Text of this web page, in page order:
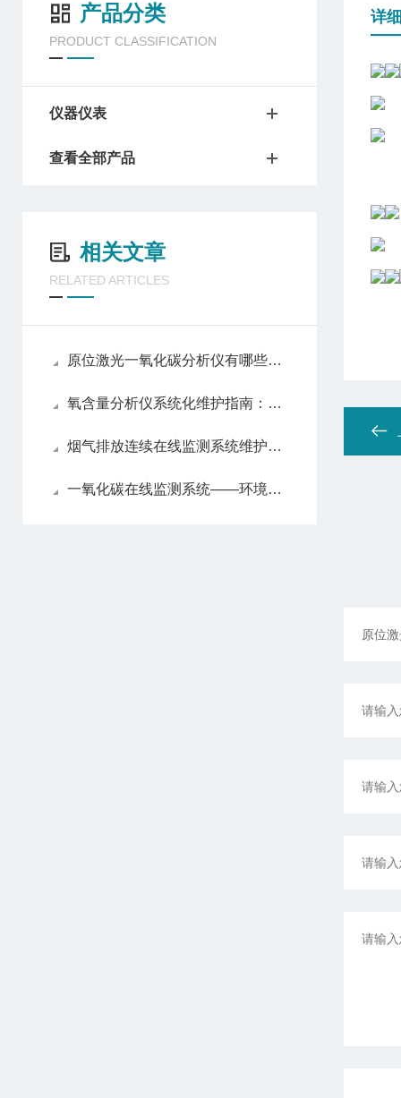
产品分类
PRODUCT CLASSIFICATION
仪器仪表
查看全部产品
相关文章
RELATED ARTICLES
原位激光一氧化碳分析仪有哪些亮眼的功能特色呢？
氧含量分析仪系统化维护指南：日常保养解析
烟气排放连续在线监测系统维护方法
一氧化碳在线监测系统——环境监测的智能守护者
详